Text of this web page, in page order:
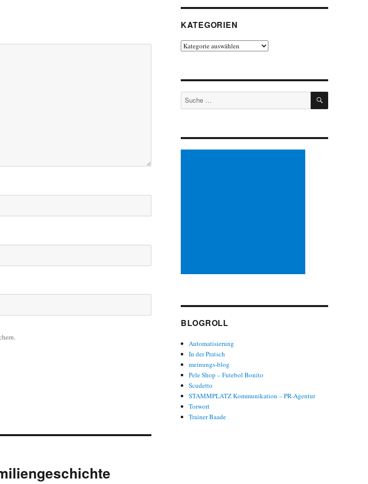
KATEGORIEN
Kategorien
Suche
nach:
SUCHEN
BLOGROLL
Automatisierung
In der Pratsch
meinungs-blog
Pele Shop – Futebol Bonito
Scudetto
STAMMPLATZ Kommunikation – PR-Agentur
Torwort
Trainer Baade